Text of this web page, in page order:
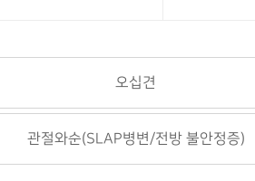
오십견
관절와순(SLAP병변/전방 불안정증)